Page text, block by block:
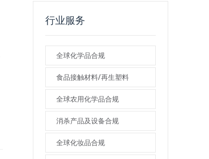
行业服务
全球化学品合规
食品接触材料/再生塑料
全球农用化学品合规
消杀产品及设备合规
全球化妆品合规